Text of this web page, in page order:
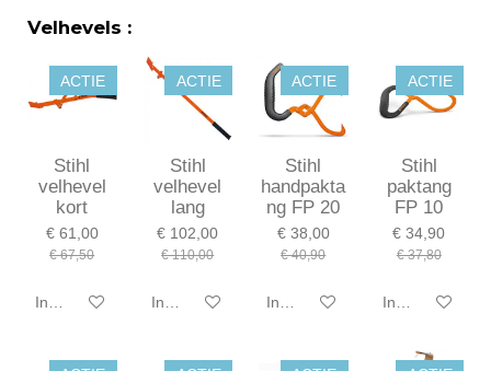
Velhevels :
ACTIE
Stihl
velhevel
kort
€ 61,00
€ 67,50
In winkelwagen
ACTIE
Stihl
velhevel
lang
€ 102,00
€ 110,00
In winkelwagen
ACTIE
Stihl
handpakta
ng FP 20
€ 38,00
€ 40,90
In winkelwagen
ACTIE
Stihl
paktang
FP 10
€ 34,90
€ 37,80
In winkelwagen